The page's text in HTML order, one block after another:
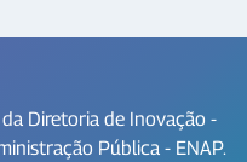
Diretoria de Inovação -
Pública - ENAP.